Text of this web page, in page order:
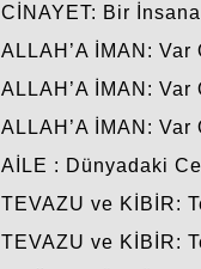
CİNAYET: Bir İnsana
ALLAH’A İMAN: Var
ALLAH’A İMAN: Var
ALLAH’A İMAN: Var
AİLE : Dünyadaki
TEVAZU ve KİBİR:
TEVAZU ve KİBİR: